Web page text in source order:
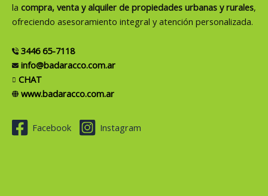
la compra, venta y alquiler de propiedades urbanas y rurales,
ofreciendo asesoramiento integral y atención personalizada.
3446 65-7118
info@badaracco.com.ar
CHAT
www.badaracco.com.ar
Facebook Instagram